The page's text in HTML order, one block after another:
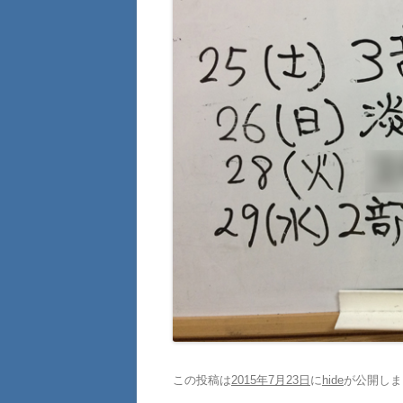
この投稿は2015年7月23日 に hideが公開し